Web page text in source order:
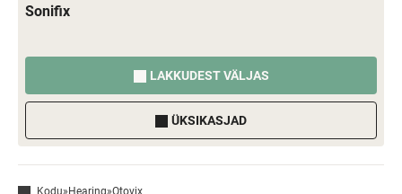
Sonifix
LAKKUDEST VÄLJAS
ÜKSIKASJAD
Kodu» Hearing»Otovix